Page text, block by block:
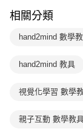
2.基於同意付款使用
由本公司與您本人
後付繳納相關費用。
※ 交易是否成功請以
是否繳費成功／繳
客戶支援中心」
【注意事項】
易，需依本服務之
權轉讓予恩沛科技
https://aftee.tw/
相關分類
hand2mind 數學
hand2mind 教具
視覺化學習 數學
親子互動 數學教